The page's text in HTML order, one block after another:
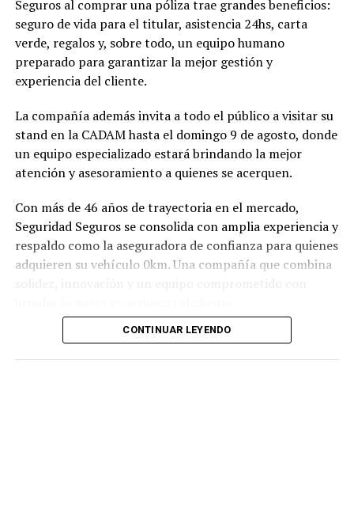
Seguros al comprar una póliza trae grandes beneficios:
seguro de vida para el titular, asistencia 24hs, carta
verde, regalos y, sobre todo, un equipo humano
preparado para garantizar la mejor gestión y
experiencia del cliente.
La compañía además invita a todo el público a visitar su
stand en la CADAM hasta el domingo 9 de agosto, donde
un equipo especializado estará brindando la mejor
atención y asesoramiento a quienes se acerquen.
Con más de 46 años de trayectoria en el mercado,
Seguridad Seguros se consolida con amplia experiencia y
respaldo como la aseguradora de confianza para quienes
adquieren su vehículo 0km. Una compañía que combina
CONTINUAR LEYENDO